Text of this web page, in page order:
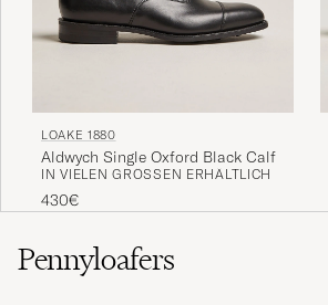
LOAKE 1880
Aldwych Single Oxford Black Calf
IN VIELEN GRÖSSEN ERHÄLTLICH
430€
Pennyloafers